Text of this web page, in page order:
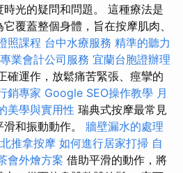
光的疑問和問題。 這種療法是
覆蓋整個身體，旨在按摩肌肉、
照課程 台中水療服務 精準的聽力
專業會計公司服務 宜蘭台胞證辦理
確運作，放鬆痛苦緊張、痙攣的
銷專家 Google SEO操作教學 月
美學與實用性 瑞典式按摩最常見
和振動動作。 牆壁漏水的處理
推拿按摩 如何進行居家打掃 自
會外燴方案 借助平滑的動作，將